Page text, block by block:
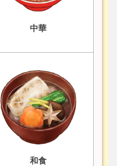
中華
和食